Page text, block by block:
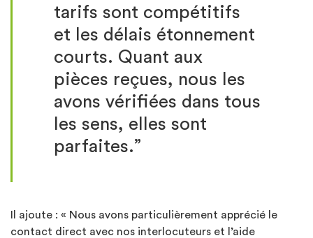
tarifs sont compétitifs
et les délais étonnement
courts. Quant aux
pièces reçues, nous les
avons vérifiées dans tous
les sens, elles sont
parfaites.”
Il ajoute : « Nous avons particulièrement apprécié le
contact direct avec nos interlocuteurs et l’aide